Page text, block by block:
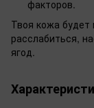
факторов.
Твоя кожа
расслабиться,
ягод.